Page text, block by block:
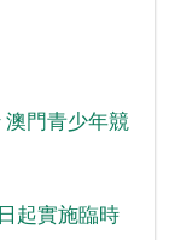
門青少年競
起實施臨時